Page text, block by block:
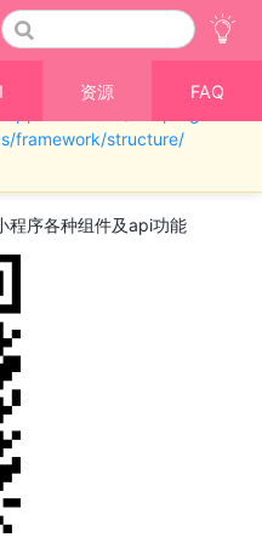
资源 FAQ
framework/structure/
程序各种组件及api功能